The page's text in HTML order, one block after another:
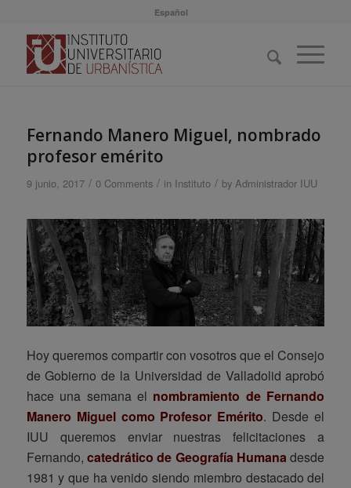
Español
Fernando Manero Miguel, nombrado
profesor emérito
9 junio, 2017 / 0 Comments / in Instituto / by Administrador IUU
Hoy queremos compartir con vosotros que el Consejo
de Gobierno de la Universidad de Valladolid aprobó
hace una semana el nombramiento de Fernando
Manero Miguel como Profesor Emérito. Desde el
IUU queremos enviar nuestras felicitaciones a
Fernando, catedrático de Geografía Humana desde
1981 y que ha venido siendo miembro destacado del